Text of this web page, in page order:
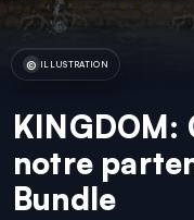
ILLUSTRATION
notre
Bundle